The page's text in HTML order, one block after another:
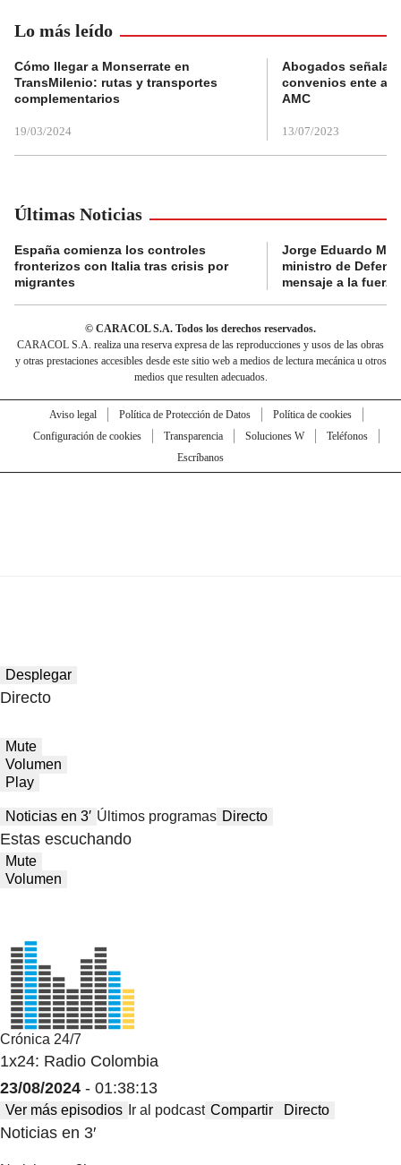
Lo más leído
Cómo llegar a Monserrate en
TransMilenio: rutas y transportes
complementarios
19/03/2024
Abogados
convenios ente
AMC
13/07/2023
Últimas Noticias
España comienza los controles
fronterizos con Italia tras crisis por
migrantes
Jorge Eduardo
ministro de
mensaje a la
© CARACOL S.A. Todos los derechos reservados.
CARACOL S.A. realiza una reserva expresa de las reproducciones y usos de las obras
y otras prestaciones accesibles desde este sitio web a medios de lectura mecánica u otros
medios que resulten adecuados.
Aviso legal Política de Protección de Datos
Política de cookies
Configuración de cookies
Transparencia Soluciones W
Teléfonos
Escríbanos
Desplegar
Directo
Mute
Volumen
Play
Noticias en 3′ Últimos programas Directo
Estas escuchando
Mute
Volumen
Crónica 24/7
1x24: Radio Colombia
23/08/2024 - 01:38:13
Ver más episodios Ir al podcast Compartir Directo
Noticias en 3′